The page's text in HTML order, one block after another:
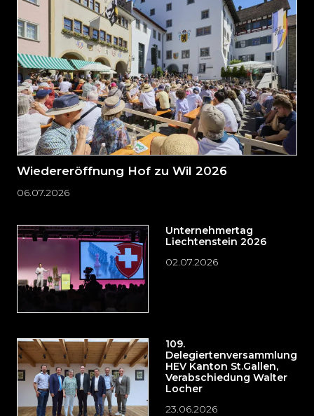
Seitenende
springen?
Wiedereröffnung Hof zu Wil 2026
06.07.2026
Unternehmertag
Liechtenstein 2026
02.07.2026
109.
Delegiertenversammlung
HEV Kanton St.Gallen,
Verabschiedung Walter
Locher
23.06.2026